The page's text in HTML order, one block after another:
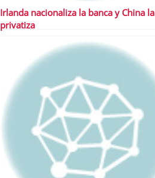
Irlanda nacionaliza la banca y China la
privatiza